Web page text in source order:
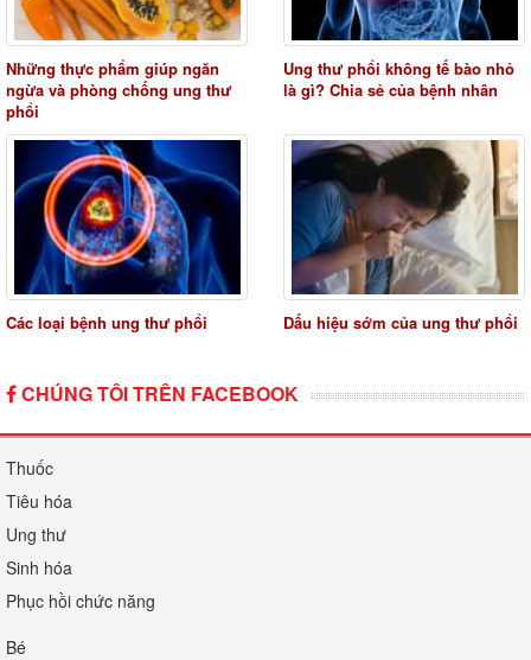
Những thực phẩm giúp ngăn
ngừa và phòng chống ung thư
phổi
Ung thư phổi không tế bào nhỏ
là gì? Chia sẻ của bệnh nhân
Các loại bệnh ung thư phổi Dấu hiệu sớm của ung thư phổi
CHÚNG TÔI TRÊN FACEBOOK
Thuốc
Tiêu hóa
Ung thư
Sinh hóa
Phục hồi chức năng
Bé